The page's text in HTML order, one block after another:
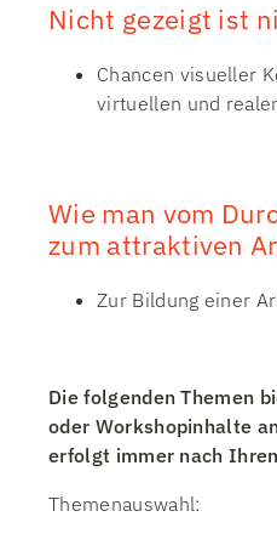
Nicht gezeigt ist
Chancen visueller
virtuellen und
Wie man vom
zum attraktiven
Zur Bildung einer
Die folgenden Themen
oder Workshopinhalte
erfolgt immer nach
Themenauswahl: